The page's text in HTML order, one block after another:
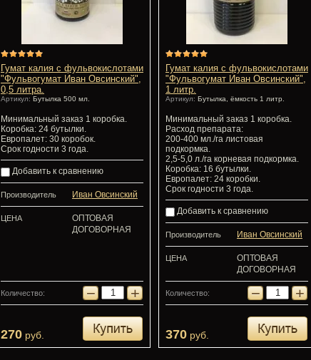
Гумат калия с фульвокислотами
"Фульвогумат Иван Овсинский",
0,5 литра.
Артикул: Бутылка 500 мл.
Минимальный заказ 1 коробка.
Коробка: 24 бутылки.
Европалет: 30 коробок.
Срок годности 3 года.
Добавить к сравнению
Производитель Иван Овсинский
ЦЕНА
ОПТОВАЯ
ДОГОВОРНАЯ
Количество: − +
270 руб.
Гумат калия с фульвокислотами
"Фульвогумат Иван Овсинский",
1 литр.
Артикул: Бутылка, ёмкость 1 литр.
Минимальный заказ 1 коробка.
Расход препарата:
200-400 мл./га листовая
подкормка.
2,5-5,0 л./га корневая подкормка.
Коробка: 16 бутылки.
Европалет: 24 коробки.
Срок годности 3 года.
Добавить к сравнению
Производитель Иван Овсинский
ЦЕНА
ОПТОВАЯ
ДОГОВОРНАЯ
Количество: − +
370 руб.